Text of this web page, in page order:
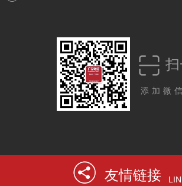
添加微
友情链接